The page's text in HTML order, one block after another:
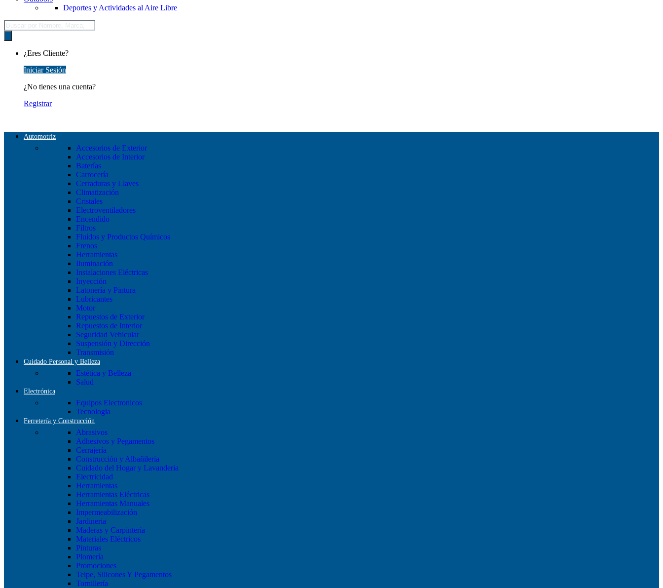
Deportes y Actividades al Aire Libre
Búsqueda
de
productos
¿Eres Cliente?
Iniciar Sesión
¿No tienes una cuenta?
Registrar
Automotriz
Accesorios de Exterior
Accesorios de Interior
Baterías
Carrocería
Cerraduras y Llaves
Climatización
Cristales
Electroventiladores
Encendido
Filtros
Fluídos y Productos Químicos
Frenos
Herramientas
Iluminación
Instalaciones Eléctricas
Inyección
Latonería y Pintura
Lubricantes
Motor
Repuestos de Exterior
Repuestos de Interior
Seguridad Vehicular
Suspensión y Dirección
Transmisión
Cuidado Personal y Belleza
Estética y Belleza
Salud
Electrónica
Equipos Electronicos
Tecnologia
Ferretería y Construcción
Abrasivos
Adhesivos y Pegamentos
Cerrajería
Construcción y Albañilería
Cuidado del Hogar y Lavanderia
Electricidad
Herramientas
Herramientas Eléctricas
Herramientas Manuales
Impermeabilización
Jardineria
Maderas y Carpintería
Materiales Eléctricos
Pinturas
Plomería
Promociones
Teipe, Silicones Y Pegamentos
Tornillería